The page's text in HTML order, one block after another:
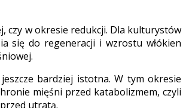
czy w okresie redukcji. Dla kulturystów
się do regeneracji i wzrostu włókien
bardziej istotna. W tym okresie
mięśni przed katabolizmem, czyli
utratą.